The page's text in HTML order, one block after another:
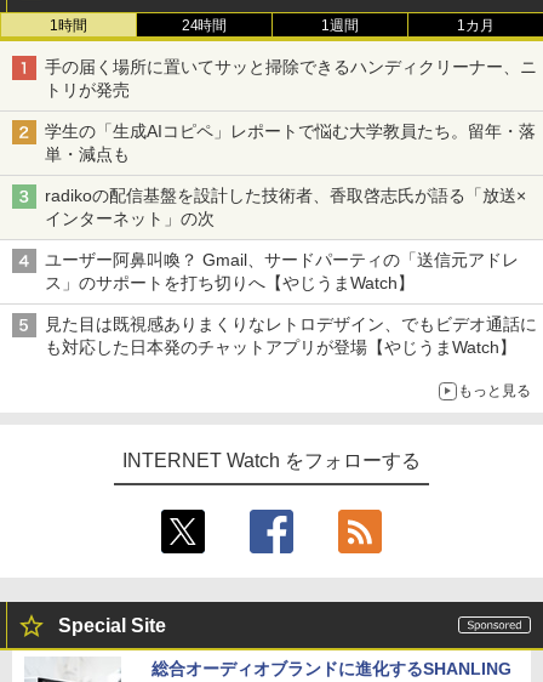
1時間 24時間 1週間 1カ月
手の届く場所に置いてサッと掃除できるハンディクリーナー、ニ
トリが発売
学生の「生成AIコピペ」レポートで悩む大学教員たち。留年・落
単・減点も
radikoの配信基盤を設計した技術者、香取啓志氏が語る「放送×
インターネット」の次
ユーザー阿鼻叫喚？ Gmail、サードパーティの「送信元アドレ
ス」のサポートを打ち切りへ【やじうまWatch】
見た目は既視感ありまくりなレトロデザイン、でもビデオ通話に
も対応した日本発のチャットアプリが登場【やじうまWatch】
もっと見る
INTERNET Watch をフォローする
Special Site
総合オーディオブランドに進化するSHANLING